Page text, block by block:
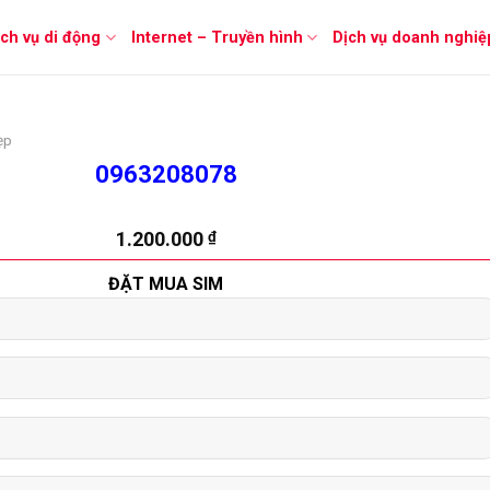
vụ di động Internet – Truyền hình Dịch vụ doanh
0963208078
1.200.000 ₫
ĐẶT MUA SIM